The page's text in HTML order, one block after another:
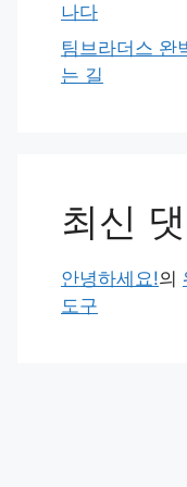
나다
팀브라더스 완
는 길
최신
안녕하세요!의
도구